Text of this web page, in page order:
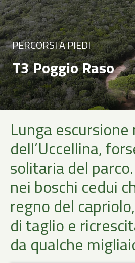
PERCORSI A PIEDI
T3 Poggio Raso
Lunga escursione
dell’Uccellina,
solitaria del
nei boschi cedui
regno del
di taglio e
da qualche